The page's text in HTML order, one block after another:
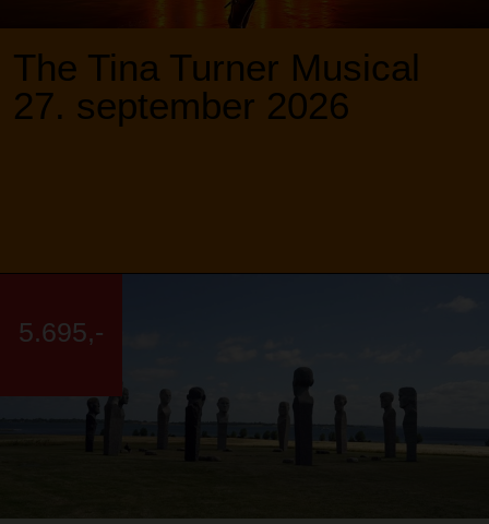
The Tina Turner Musical
27. september 2026
5.695,-